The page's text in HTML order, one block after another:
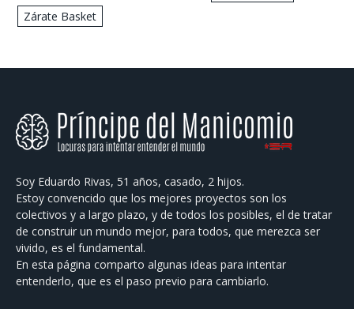
Zárate Basket
Soy Eduardo Rivas, 51 años, casado, 2 hijos.
Estoy convencido que los mejores proyectos son los
colectivos y a largo plazo, y de todos los posibles, el de tratar
de construir un mundo mejor, para todos, que merezca ser
vivido, es el fundamental.
En esta página comparto algunas ideas para intentar
entenderlo, que es el paso previo para cambiarlo.